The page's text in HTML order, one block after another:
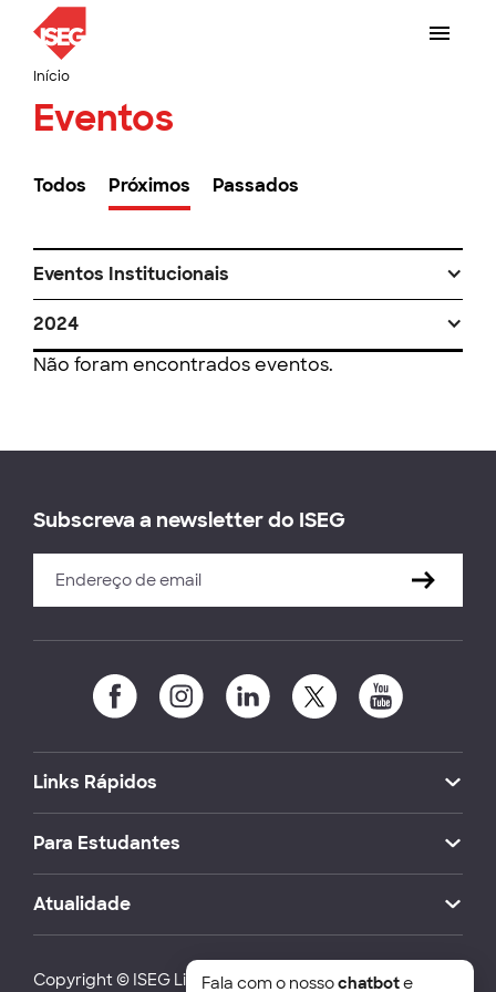
Início
Eventos
Todos Próximos Passados
Eventos Institucionais
2024
Não foram encontrados eventos.
Subscreva a newsletter do ISEG
Links Rápidos
Para Estudantes
Atualidade
Copyright © ISEG Lisbon School of Economics and
Fala com o nossochatbote